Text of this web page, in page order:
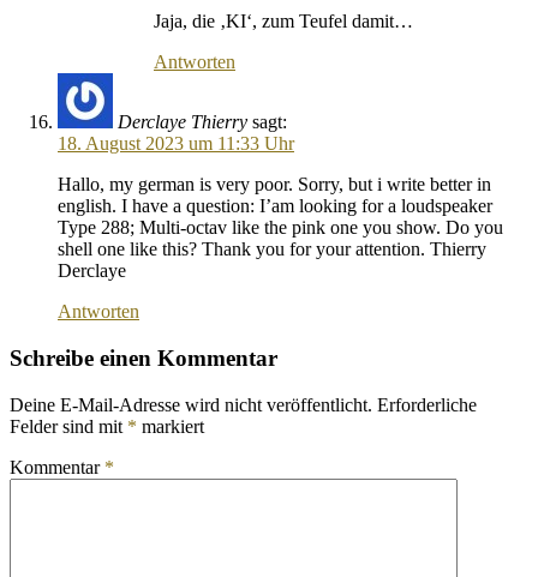
Jaja, die ‚KI‘, zum Teufel damit…
Antworten
Derclaye Thierry sagt:
18. August 2023 um 11:33 Uhr
Hallo, my german is very poor. Sorry, but i write better in
english. I have a question: I’am looking for a loudspeaker
Type 288; Multi-octav like the pink one you show. Do you
shell one like this? Thank you for your attention. Thierry
Derclaye
Antworten
Schreibe einen Kommentar
Deine E-Mail-Adresse wird nicht veröffentlicht. Erforderliche
Felder sind mit * markiert
Kommentar *